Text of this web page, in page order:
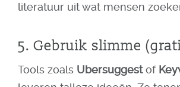
literatuur uit wat mensen
5. Gebruik slimme
Tools zoals Ubersuggestof